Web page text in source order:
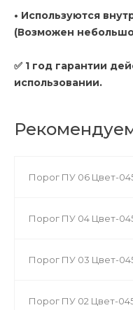
• Используются
(Возможен
✅ 1 год гарантии
использовании.
Порог ПУ 06 Цвет-
Порог ПУ 04 Цвет-
Порог ПУ 03 Цвет-
Порог ПУ 02 Цвет-